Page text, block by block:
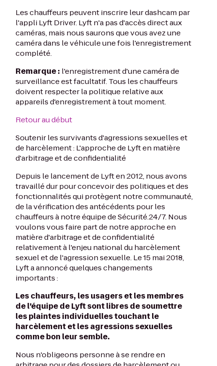
Les chauffeurs peuvent inscrire leur dashcam par
l'appli Lyft Driver. Lyft n'a pas d'accès direct aux
caméras, mais nous saurons que vous avez une
caméra dans le véhicule une fois l'enregistrement
complété.
Remarque : l'enregistrement d'une caméra de
surveillance est facultatif. Tous les chauffeurs
doivent respecter la politique relative aux
appareils d'enregistrement à tout moment.
Retour au début
Soutenir les survivants d'agressions sexuelles et
de harcèlement : L'approche de Lyft en matière
d'arbitrage et de confidentialité
Depuis le lancement de Lyft en 2012, nous avons
travaillé dur pour concevoir des politiques et des
fonctionnalités qui protègent notre communauté,
de la vérification des antécédents pour les
chauffeurs à notre équipe de Sécurité.24/7. Nous
voulons vous faire part de notre approche en
matière d'arbitrage et de confidentialité
relativement à l'enjeu national du harcèlement
sexuel et de l'agression sexuelle. Le 15 mai 2018,
Lyft a annoncé quelques changements
importants :
Les chauffeurs, les usagers et les membres
de l’équipe de Lyft sont libres de soumettre
les plaintes individuelles touchant le
harcèlement et les agressions sexuelles
comme bon leur semble.
Nous n'obligeons personne à se rendre en